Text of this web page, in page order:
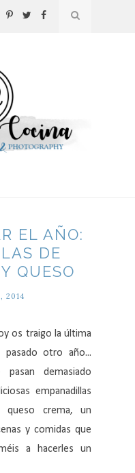
EL AÑO:
DE
QUESO
2014
os traigo la última
pasado otro año...
demasiado
empanadillas
crema, un
y comidas que
a hacerles un